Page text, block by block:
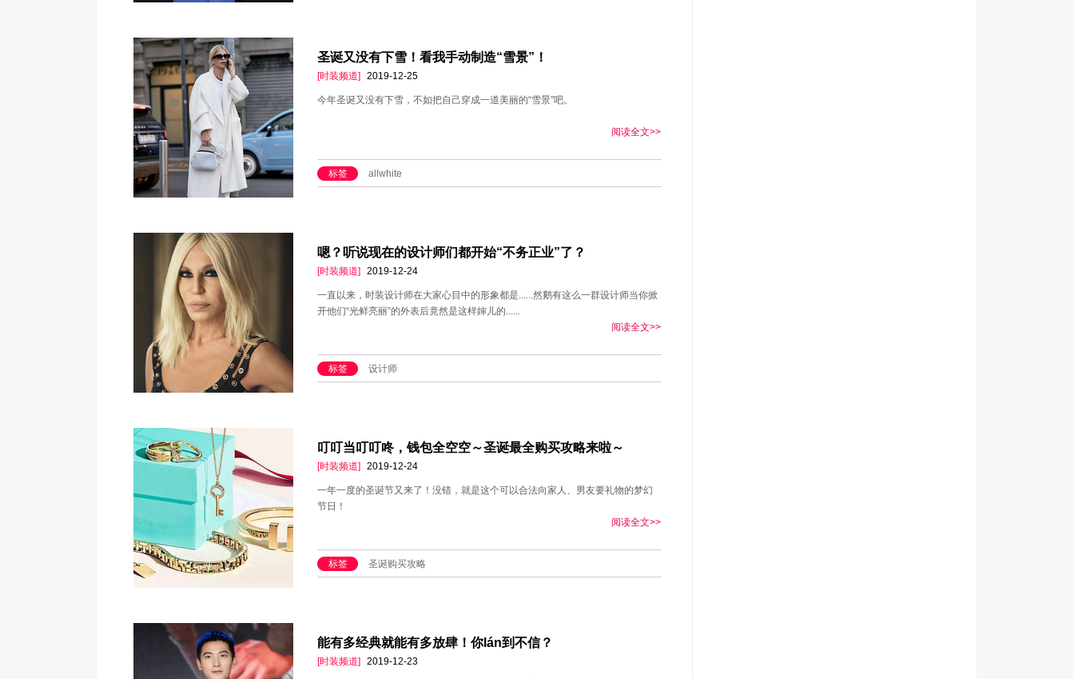
圣诞又没有下雪！看我手动制造“雪景”！
[时装频道] 2019-12-25
今年圣诞又没有下雪，不如把自己穿成一道美丽的“雪景”吧。
阅读全文>>
标签 allwhite
嗯？听说现在的设计师们都开始“不务正业”了？
[时装频道] 2019-12-24
一直以来，时装设计师在大家心目中的形象都是......然鹅有这么一群设计师当你掀
开他们“光鲜亮丽”的外表后竟然是这样婶儿的......
阅读全文>>
标签 设计师
叮叮当叮叮咚，钱包全空空～圣诞最全购买攻略来啦～
[时装频道] 2019-12-24
一年一度的圣诞节又来了！没错，就是这个可以合法向家人、男友要礼物的梦幻
节日！
阅读全文>>
标签 圣诞购买攻略
能有多经典就能有多放肆！你lán到不信？
[时装频道] 2019-12-23